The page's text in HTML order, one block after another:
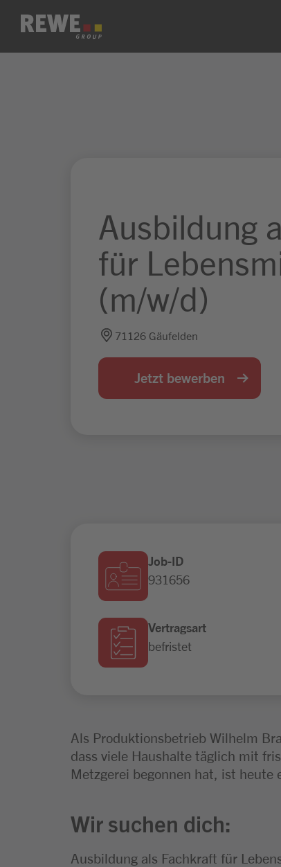
Zum Inhalt springen
Ausbildung
für
(m/w/d)
71126 Gäufelden
Jetzt bewerben
Job-ID
931656
Vertragsart
befristet
Als Produktionsbetrieb Wilhelm
dass viele Haushalte täglich mit
Metzgerei begonnen hat, ist
Wir suchen dich:
Ausbildung als Fachkraft für